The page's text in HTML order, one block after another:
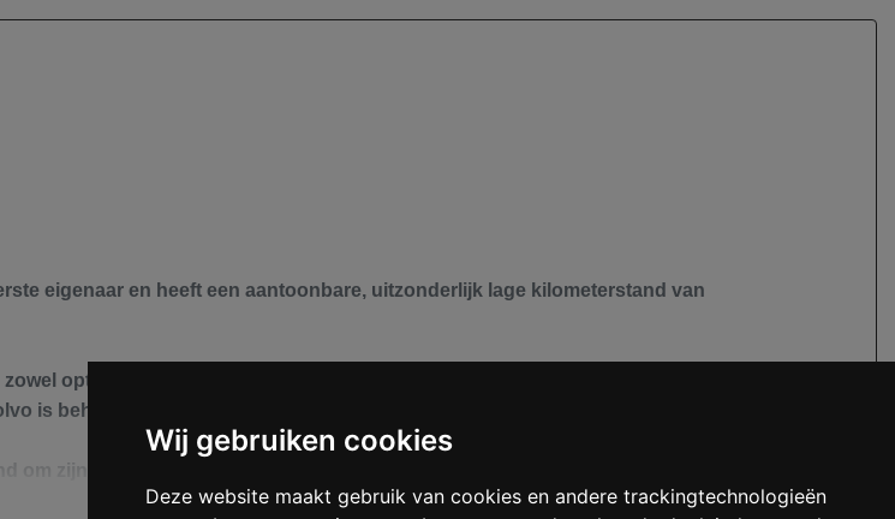
Wij gebruiken cookies
Deze website maakt gebruik van cookies en andere trackingtechnologieën
eigenaar en heeft een aantoonbare, uitzonderlijk lage kilometerstand van
optisch als technisch in een uitzonderlijk mooie staat bevindt. De lak, het
is behandeld.
om zijn souplesse, comfort en duurzaamheid. In combinatie met de automatische